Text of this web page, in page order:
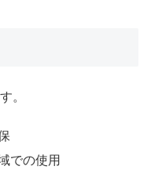
。
での使用